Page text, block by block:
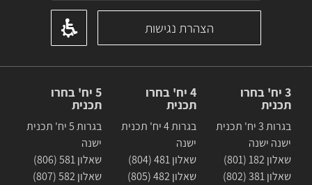
הצהרת נגישות
3 יח' בחרו
תכנית
בגרות 3 יח' תכנית
ישנה ישנה
שאלון 182 (801)
שאלון 381 (802)
4 יח' בחרו
תכנית
בגרות 4 יח' תכנית
ישנה
שאלון 481 (804)
שאלון 482 (805)
5 יח' בחרו
תכנית
בגרות 5 יח' תכנית
ישנה
שאלון 581 (806)
שאלון 582 (807)